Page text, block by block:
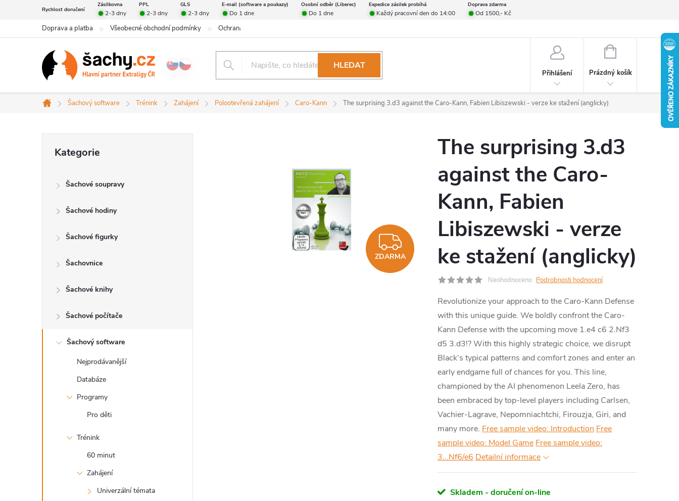
obsah
Rychlost doručení
Zásilkovna PPL GLS E-mail (software a poukazy) Osobní odběr (Liberec) Expedice zásilek probíhá Doprava zdarma
2-3 dny 2-3 dny 2-3 dny Do 1 dne Do 1 dne Každý pracovní den do 14:00 Od 1500,- Kč
Doprava a platba Všeobecné obchodní podmínky Ochrana osobních údajů
HLEDAT
Přihlášení
NÁKUPNÍ
Prázdný košík
Domů
Šachový software Trénink Zahájení Polootevřená zahájení Caro-Kann The surprising 3.d3 against the Caro-Kann, Fabien Libiszewski - verze ke stažení (anglicky)
n
kategorie
Kategorie
Šachové soupravy
Šachové hodiny
Šachové figurky
Šachovnice
Šachové knihy
Šachové počítače
Šachový software
Nejprodávanější
Databáze
Programy
Pro děti
Trénink
60 minut
Zahájení
Univerzální témata
ZDARMA
ZDARMA
The surprising 3.d3
against the Caro-
Kann, Fabien
Libiszewski - verze
ke stažení (anglicky)
Neohodnoceno Podrobnosti hodnocení
Revolutionize your approach to the Caro-Kann Defense
with this unique guide. We boldly confront the Caro-
Kann Defense with the upcoming move 1.e4 c6 2.Nf3
d5 3.d3!? With this highly strategic choice, we disrupt
Black’s typical patterns and comfort zones and enter an
early endgame full of chances for you. This line,
championed by the AI phenomenon Leela Zero, has
been embraced by top-level players including Carlsen,
Vachier-Lagrave, Nepomniachtchi, Firouzja, Giri, and
many more. Free sample video: Introduction Free
sample video: Model Game Free sample video:
3...Nf6/e6 Detailní informace
Skladem - doručení on-line